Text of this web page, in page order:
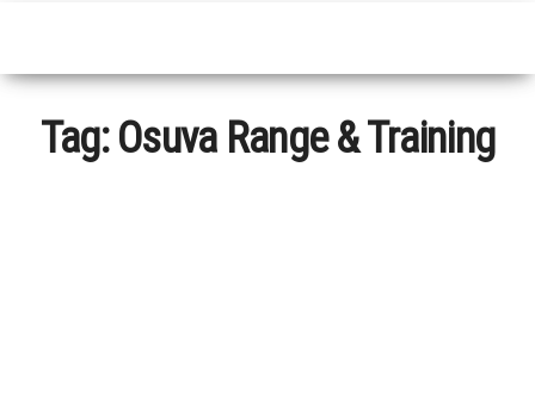
Tag:Osuva Range & Training